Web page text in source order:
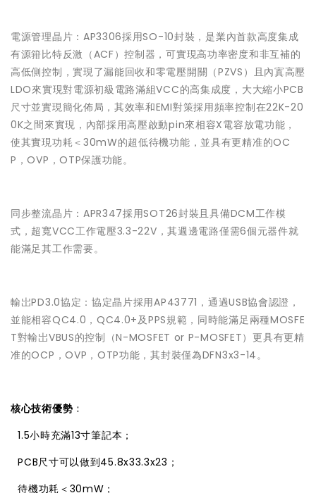
電源管理晶片：AP3306採用SO-10封裝，是業內首款高度集成
有源箝比特反激（ACF）控制器，可實現高功率密度和非互補的
高低側控制，實現了漏能回收和零電壓開關（PZVS）且內寘高壓
LDO來實現對電源初級電路滿組VCC的高集成度，大大縮小PCB
尺寸並實現簡化佈局，其效率和EMI對策採用頻率控制在22K-20
0K之間來實現，內部採用高壓啟動pin來相容X電容放電功能，
使其實現功耗＜30mW的超低待機功能，並具有更精准的OC
P，OVP，OTP保護功能。
同步整流晶片：APR347採用SOT26封裝且具備DCM工作模
式，超寬VCC工作電壓3.3-22V，其週邊電路僅需6個元器件就
能滿足其工作需要。
輸岀PD3.0協定：協定晶片採用AP43771，通過USB協會認證，
並能相容QC4.0，QC4.0+及PPS規範，同時能滿足兩種MOSFE
T對輸岀VBUS的控制（N-MOSFET or P-MOSFET）更具有更精
准的OCP，OVP，OTP功能，其封裝僅為DFN3x3-14。
核心技術優勢 ：
1.5小時充滿13寸筆記本；
PCB尺寸可以做到45.8x33.3x23；
待機功耗＜30mW；